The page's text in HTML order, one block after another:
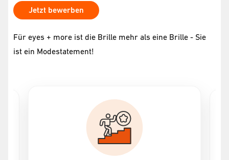
Jetzt bewerben
Für eyes + more ist die Brille mehr als eine Brille - Sie
ist ein Modestatement!